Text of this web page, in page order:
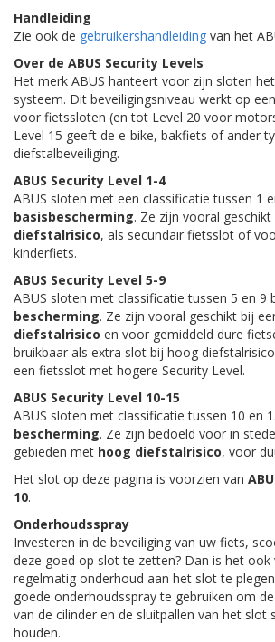
Handleiding
Zie ook de gebruikershandleiding van het
Over de ABUS Security Levels
Het merk ABUS hanteert voor zijn sloten
systeem. Dit beveiligingsniveau werkt op
voor fietssloten (en tot Level 20 voor
Level 15 geeft de e-bike, bakfiets of ander
diefstalbeveiliging.
ABUS Security Level 1-4
ABUS sloten met een classificatie tussen 1
basisbescherming. Ze zijn vooral geschikt
diefstalrisico, als secundair fietsslot of
kinderfiets.
ABUS Security Level 5-9
ABUS sloten met classificatie tussen 5 en 9
bescherming. Ze zijn vooral geschikt bij
diefstalrisico en voor gemiddeld dure
bruikbaar als extra slot bij hoog
een fietsslot met hogere Security Level.
ABUS Security Level 10-15
ABUS sloten met classificatie tussen 10 en
bescherming. Ze zijn bedoeld voor in
gebieden met hoog diefstalrisico, voor
Het slot op deze pagina is voorzien van
10.
Onderhoudsspray
Investeren in de beveiliging van uw fiets,
deze goed op slot te zetten? Dan is het ook
regelmatig onderhoud aan het slot te
goede onderhoudsspray te gebruiken om
van de cilinder en de sluitpallen van het slot
houden.